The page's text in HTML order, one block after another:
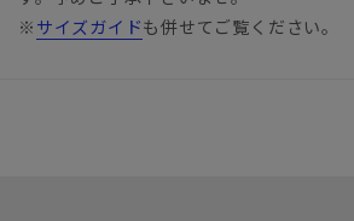
※ サイズガイドも併せてご覧ください。